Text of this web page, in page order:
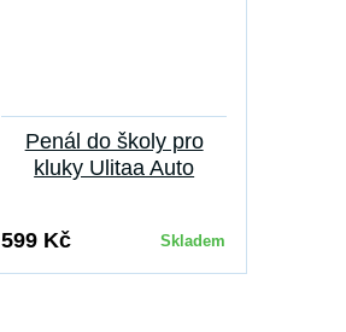
Penál do školy pro
kluky Ulitaa Auto
599 Kč Skladem